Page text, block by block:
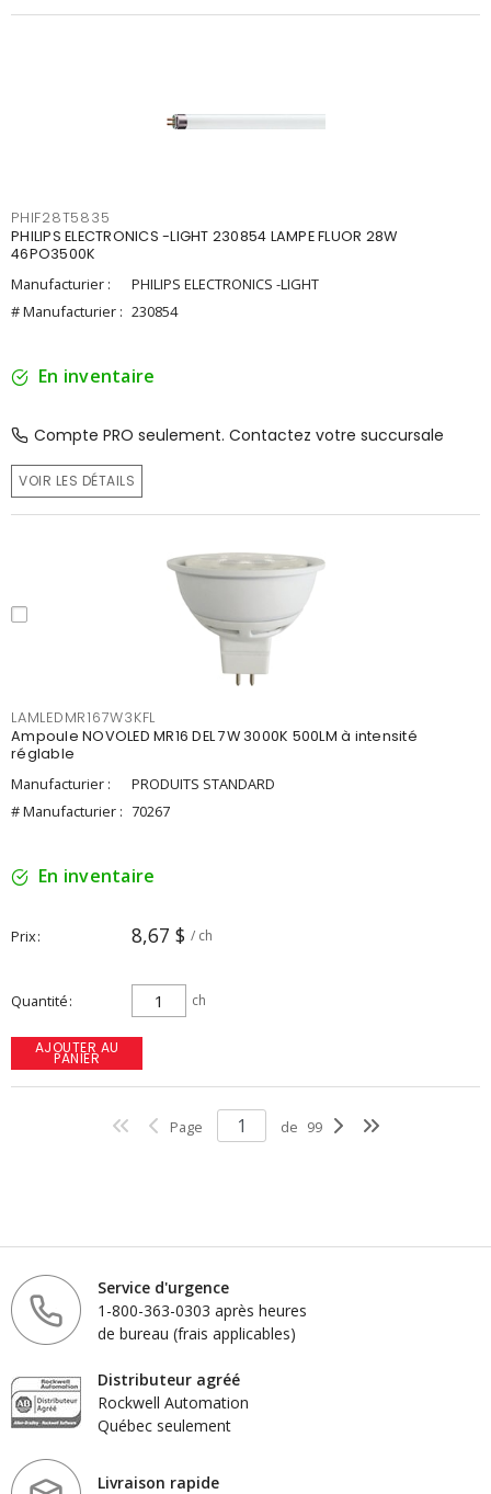
PHIF28T5835
PHILIPS ELECTRONICS -LIGHT 230854 LAMPE FLUOR 28W
46PO3500K
Manufacturier :
PHILIPS ELECTRONICS -LIGHT
# Manufacturier : 230854
En inventaire
Compte PRO seulement. Contactez votre succursale
VOIR LES DÉTAILS
LAMLEDMR167W3KFL
Ampoule NOVOLED MR16 DEL 7W 3000K 500LM à intensité
réglable
Manufacturier :
PRODUITS STANDARD
# Manufacturier : 70267
En inventaire
Prix 8,67 $ / ch
Quantité ch
AJOUTER AU
PANIER
Page de 99
Service d'urgence
1-800-363-0303 après heures
de bureau (frais applicables)
Distributeur agréé
Rockwell Automation
Québec seulement
Livraison rapide